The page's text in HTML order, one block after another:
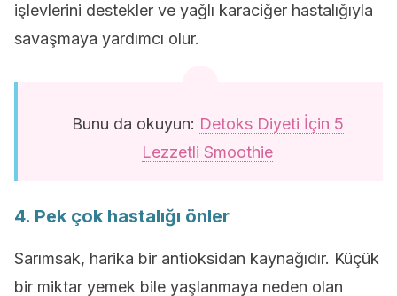
işlevlerini destekler ve yağlı karaciğer hastalığıyla
savaşmaya yardımcı olur.
Bunu da okuyun: Detoks Diyeti İçin 5
Lezzetli Smoothie
4. Pek çok hastalığı önler
Sarımsak, harika bir antioksidan kaynağıdır. Küçük
bir miktar yemek bile yaşlanmaya neden olan